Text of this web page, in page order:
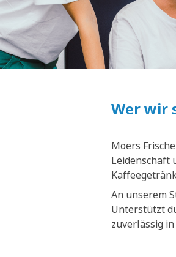
Wer wir
Moers
Leidenschaft
An unserem
Unterstützt
zuverlässig